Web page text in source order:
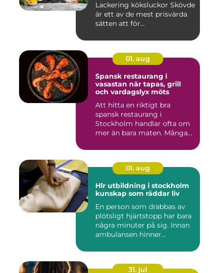
Lackering köksluckor Skövde
är ett av de mest prisvärda
sätten att för...
01. aug
Spansk restaurang i
vasastan när tapas, grill
och vardagslyx möts
Att hitta en riktigt bra
spansk restaurang i
Stockholm handlar ofta om
mer än bara maten. Många
01. aug
Hlr utbildning i stockholm
kunskap som räddar liv
En person som drabbas av
plötsligt hjärtstopp har bara
några minuter på sig. Innan
ambulansen hinner...
31. jul